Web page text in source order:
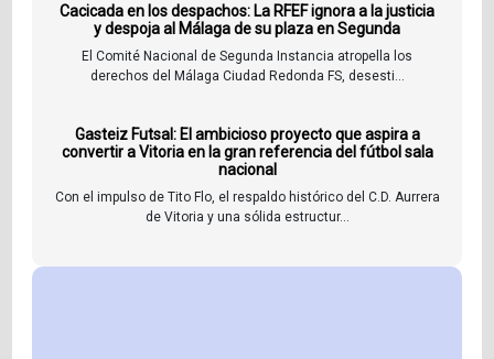
Cacicada en los despachos: La RFEF ignora a la justicia
y despoja al Málaga de su plaza en Segunda
El Comité Nacional de Segunda Instancia atropella los
derechos del Málaga Ciudad Redonda FS, desesti...
Gasteiz Futsal: El ambicioso proyecto que aspira a
convertir a Vitoria en la gran referencia del fútbol sala
nacional
Con el impulso de Tito Flo, el respaldo histórico del C.D. Aurrera
de Vitoria y una sólida estructur...